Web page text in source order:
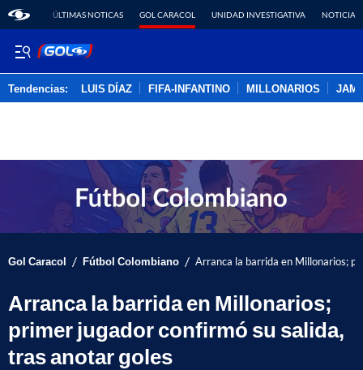
ÚLTIMAS NOTICAS GOL CARACOL UNIDAD INVESTIGATIVA NOTICIAS
Tendencias: LUIS DÍAZ FIFA-INFANTINO MILLONARIOS
Gol Caracol / Fútbol Colombiano / Arranca la barrida en Millonarios;
Arranca la barrida en Millonarios;
primer jugador confirmó su salida,
tras anotar goles